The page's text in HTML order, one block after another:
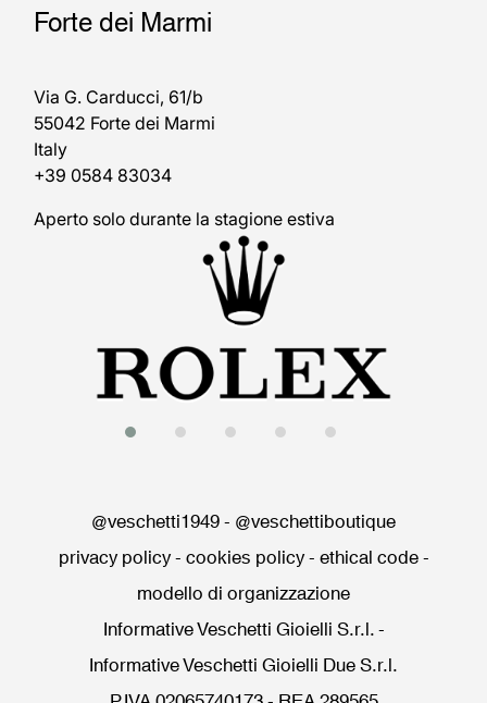
Forte dei Marmi
Via G. Carducci, 61/b
55042 Forte dei Marmi
Italy
+39 0584 83034
Aperto solo durante la stagione estiva
@veschetti1949- @veschettiboutique
privacy policy- cookies policy- ethical code-
modello di organizzazione
Informative Veschetti Gioielli S.r.l.-
Informative Veschetti Gioielli Due S.r.l.